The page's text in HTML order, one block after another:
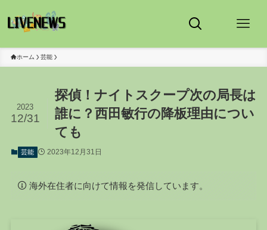
ホーム 芸能
探偵！ナイトスクープ次の局長は
誰に？西田敏行の降板理由につい
ても
2023
12/31
芸能 2023年12月31日
海外在住者に向けて情報を発信しています。